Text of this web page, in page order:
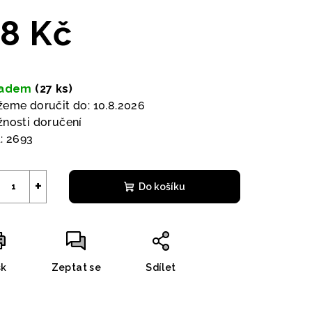
Kč
(27 ks)
doručit do: 10.8.2026
doručení
2693
+ Do košíku
Zeptat se Sdílet